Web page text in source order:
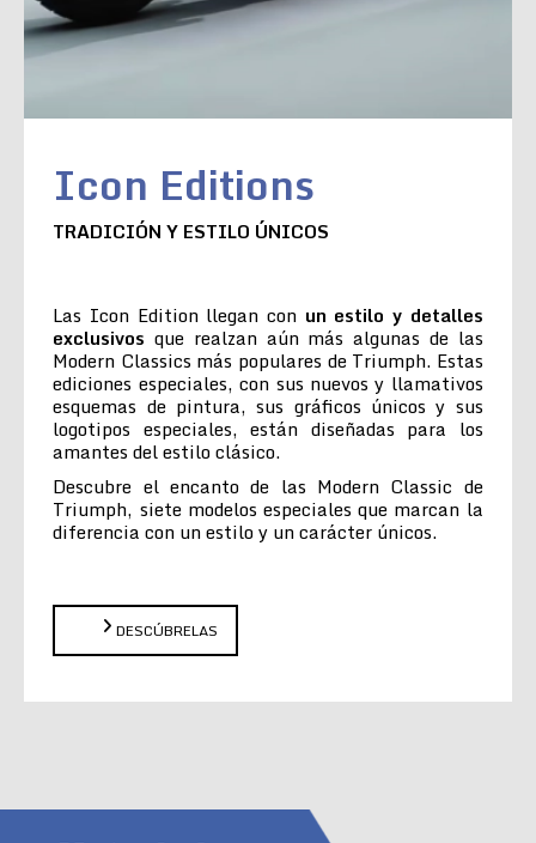
Icon Editions
TRADICIÓN Y ESTILO ÚNICOS
Las Icon Edition llegan con un estilo y detalles
exclusivos que realzan aún más algunas de las
Modern Classics más populares de Triumph. Estas
ediciones especiales, con sus nuevos y llamativos
esquemas de pintura, sus gráficos únicos y sus
logotipos especiales, están diseñadas para los
amantes del estilo clásico.
Descubre el encanto de las Modern Classic de
Triumph, siete modelos especiales que marcan la
diferencia con un estilo y un carácter únicos.
DESCÚBRELAS